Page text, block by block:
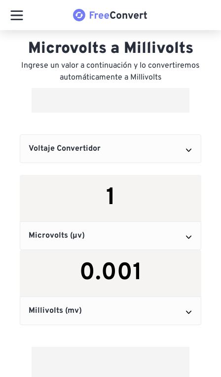
Microvolts a Millivolts
Ingrese un valor a continuación y lo convertiremos
automáticamente a Millivolts